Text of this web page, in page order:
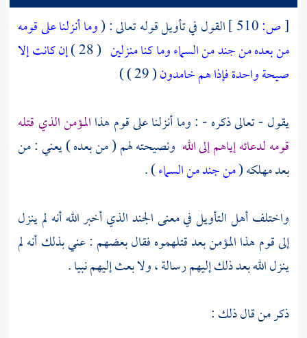
[ص: القول في تأويل قوله تعالى : (وما أنزلنا على قومه
من بعده من جند من السماء وما كنا منزلين ( 28 )
إن كانت إلا
صيحة واحدة فإذا هم خامدون( 29 ) )
يقول - تعالى ذكره - : وما أنزلنا على قوم هذاالمؤمن الذي قتله
قومه لدعائه إياهم إلى الله ونصيحته لهم ( من بعده ) يعني : من
بعد مهلكه (من جند من السماء) .
واختلف أهل التأويل في معنى الجند الذي أخبر الله أنه لم ينزل
إلى قوم هذا المؤمن بعد قتلهموه فقال بعضهم : عني بذلك أنه لم
ينزل الله بعد ذلك إليهم رسالة ، ولا بعث إليهم نبيا .
ذكر من قال ذلك :